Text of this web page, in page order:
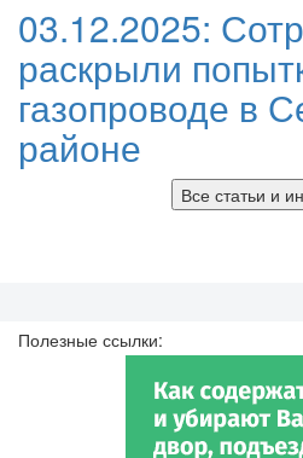
03.12.2025:
раскрыли
газопроводе в
районе
Все статьи и
Полезные ссылки: